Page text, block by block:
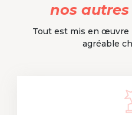
nos
Tout est mis en œuvre
agréable